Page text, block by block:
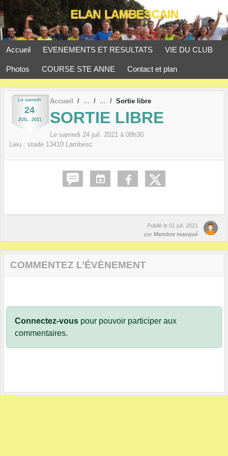
Accueil EVENEMENTS ET RESULTATS VIE DU CLUB
Photos COURSE STE ANNE Contact et plan
Le samedi
24
JUIL. 2021
Accueil Sortie libre
SORTIE LIBRE
Le samedi 24 juil. 2021 à 08h30
Lieu : stade 13410 Lambesc
Publié le 01 juil. 2021
par Membre masqué
COMMENTEZ L’ÉVÈNEMENT
Connectez-vous pour pouvoir participer aux
commentaires.
Panneau de gestion des cookies